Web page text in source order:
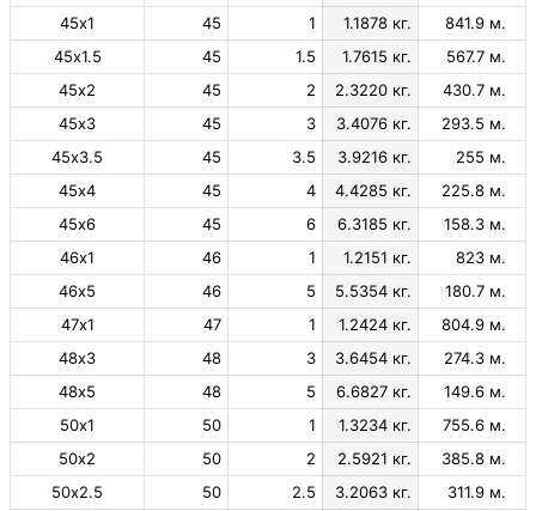
45х1
45 1 1.1878 кг.
841.9 м.
45х1.5
45 1.5 1.7615 кг.
567.7 м.
45х2
45 2 2.3220 кг.
430.7 м.
45х3
45 3 3.4076 кг.
293.5 м.
45х3.5
45 3.5 3.9216 кг.
255 м.
45х4
45 4 4.4285 кг.
225.8 м.
45х6
45 6 6.3185 кг.
158.3 м.
46х1
46 1 1.2151 кг.
823 м.
46х5
46 5 5.5354 кг.
180.7 м.
47х1
47 1 1.2424 кг.
804.9 м.
48х3
48 3 3.6454 кг.
274.3 м.
48х5
48 5 6.6827 кг.
149.6 м.
50х1
50 1 1.3234 кг.
755.6 м.
50х2
50 2 2.5921 кг.
385.8 м.
50х2.5
50 2.5 3.2063 кг.
311.9 м.